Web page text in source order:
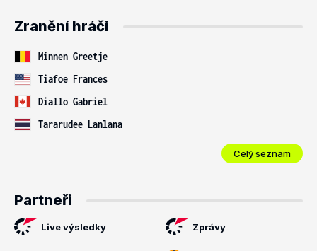
Zranění hráči
Minnen Greetje
Tiafoe Frances
Diallo Gabriel
Tararudee Lanlana
Celý seznam
Partneři
Live výsledky Zprávy